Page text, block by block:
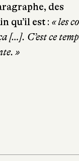
des
qu’il est : « les
[…]. C’est ce
»